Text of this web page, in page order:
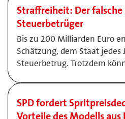
Straffreiheit: Der falsche
Steuerbetrüger
Bis zu 200 Milliarden Euro
Schätzung, dem Staat jedes
Steuerbetrug. Trotzdem
SPD fordert
Vorteile des Modells aus